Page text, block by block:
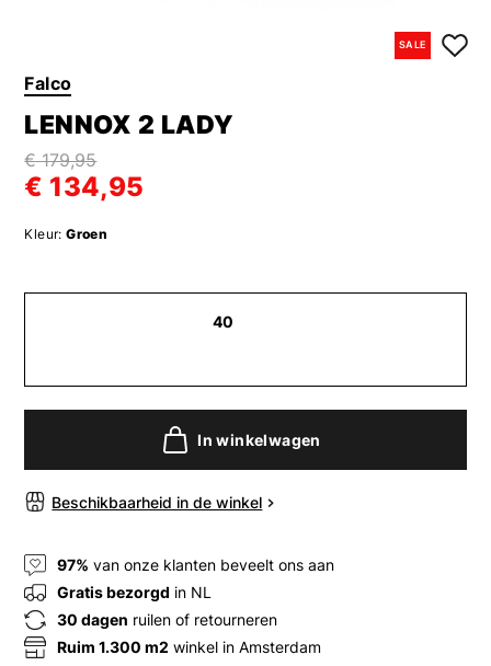
SALE
Falco
LENNOX 2 LADY
€ 179,95
€ 134,95
Kleur: Groen
40
In winkelwagen
Beschikbaarheid in de winkel
97% van onze klanten beveelt ons aan
Gratis bezorgd in NL
30 dagen ruilen of retourneren
Ruim 1.300 m2 winkel in Amsterdam